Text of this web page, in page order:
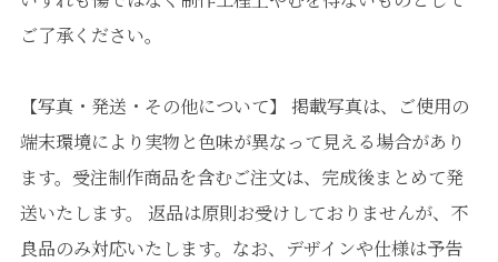
ご了承ください。
【写真・発送・その他について】 掲載写真は、ご使用の
端末環境により実物と色味が異なって見える場合があり
ます。受注制作商品を含むご注文は、完成後まとめて発
送いたします。 返品は原則お受けしておりませんが、不
良品のみ対応いたします。なお、デザインや仕様は予告